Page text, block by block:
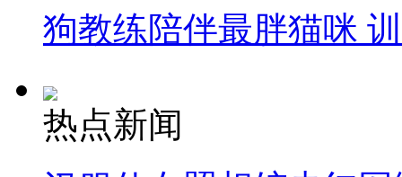
狗教练陪伴最胖猫咪
热点新闻